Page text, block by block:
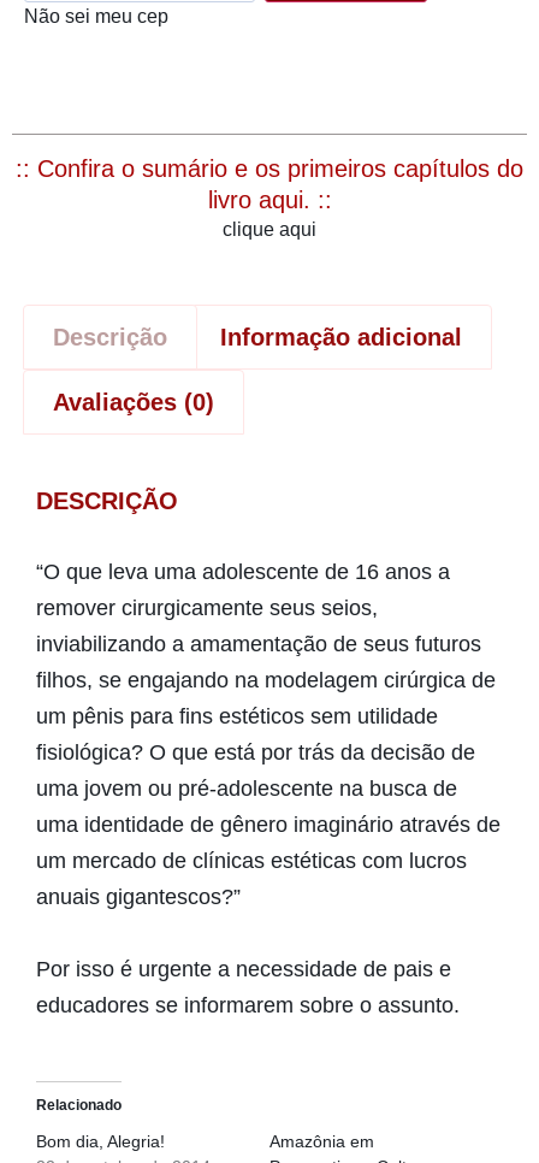
Não sei meu cep
:: Confira o sumário e os primeiros capítulos do
livro aqui. ::
clique aqui
Descrição Informação adicional
Avaliações (0)
DESCRIÇÃO
“O que leva uma adolescente de 16 anos a
remover cirurgicamente seus seios,
inviabilizando a amamentação de seus futuros
filhos, se engajando na modelagem cirúrgica de
um pênis para fins estéticos sem utilidade
fisiológica? O que está por trás da decisão de
uma jovem ou pré-adolescente na busca de
uma identidade de gênero imaginário através de
um mercado de clínicas estéticas com lucros
anuais gigantescos?”
Por isso é urgente a necessidade de pais e
educadores se informarem sobre o assunto.
Relacionado
Bom dia, Alegria!
Amazônia em